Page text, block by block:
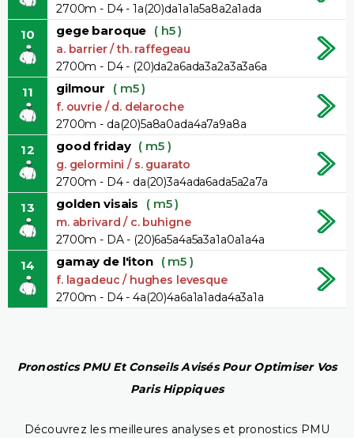
2700m - D4 - 1a(20)da1a1a5a8a2a1ada
10 gege baroque ( h5 )
a. barrier / th. raffegeau
2700m - D4 - (20)da2a6ada3a2a3a3a6a
11 gilmour ( m5 )
f. ouvrie / d. delaroche
2700m - da(20)5a8a0ada4a7a9a8a
12 good friday ( m5 )
g. gelormini / s. guarato
2700m - D4 - da(20)3a4ada6ada5a2a7a
13 golden visais ( m5 )
m. abrivard / c. buhigne
2700m - DA - (20)6a5a4a5a3a1a0a1a4a
14 gamay de l'iton ( m5 )
f. lagadeuc / hughes levesque
2700m - D4 - 4a(20)4a6a1a1ada4a3a1a
Pronostics PMU Et Conseils Avisés Pour Optimiser Vos
Paris Hippiques
Découvrez les meilleures analyses et pronostics PMU